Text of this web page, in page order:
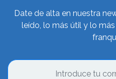
Date de alta en nuestra
leído, lo más útil y lo